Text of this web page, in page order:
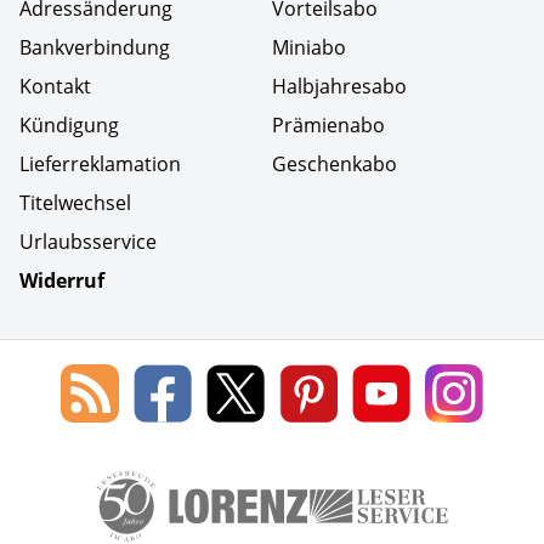
Adressänderung
Bankverbindung
Kontakt
Kündigung
Lieferreklamation
Titelwechsel
Urlaubsservice
Widerruf
Vorteilsabo
Miniabo
Halbjahresabo
Prämienabo
Geschenkabo
Social Media
Blog
des
Leserservice
Lorenz
Leserservice
Lorenz
Leserservice
Lorenz
Leserservice
Lorenz
Leserservice
Lorenz